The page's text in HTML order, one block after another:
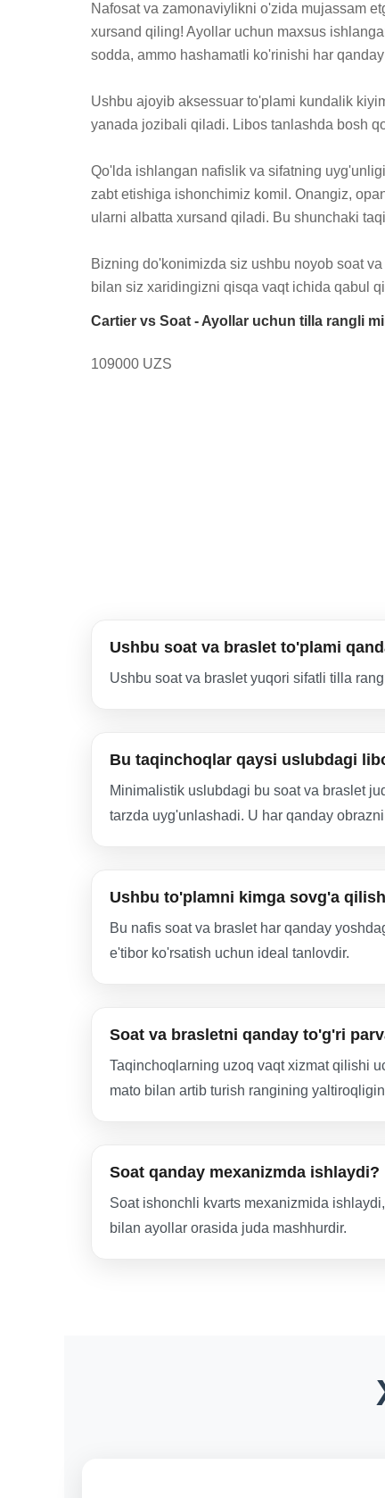
Nafosat va zamonaviylikni o'zida mujassam
xursand qiling! Ayollar uchun maxsus
sodda, ammo hashamatli ko'rinishi har
Ushbu ajoyib aksessuar to'plami kundalik
yanada jozibali qiladi. Libos tanlashda bosh
Qo'lda ishlangan nafislik va sifatning
zabt etishiga ishonchimiz komil. Onangiz,
ularni albatta xursand qiladi. Bu shunchaki
Bizning do'konimizda siz ushbu noyob soat
bilan siz xaridingizni qisqa vaqt ichida qabul
Cartier vs Soat - Ayollar uchun tilla rangli
109000 UZS
Ushbu soat va braslet to'plami
Ushbu soat va braslet yuqori sifatli tilla
Bu taqinchoqlar qaysi uslubdagi
Minimalistik uslubdagi bu soat va braslet
tarzda uyg'unlashadi. U har qanday
Ushbu to'plamni kimga sovg'a
Bu nafis soat va braslet har qanday
e'tibor ko'rsatish uchun ideal tanlovdir.
Soat va brasletni qanday to'g'ri
Taqinchoqlarning uzoq vaqt xizmat qilishi
mato bilan artib turish rangining
Soat qanday mexanizmda ishlaydi?
Soat ishonchli kvarts mexanizmida
bilan ayollar orasida juda mashhurdir.